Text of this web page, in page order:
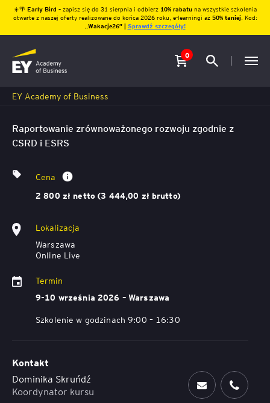
☀️🌴 Early Bird – zapisz się do 31 sierpnia i odbierz10% rabatu na wszystkie szkolenia
otwarte z naszej oferty realizowane do końca 2026 roku, e-learningi aż 50% taniej. Kod:
Wakacje26″ | Sprawdź szczegóły!
0
EY Academy of Business
Raportowanie zrównoważonego rozwoju zgodnie z
CSRD i ESRS
Cena
2 800 zł netto (3 444,00 zł brutto)
Lokalizacja
Warszawa
Online Live
Termin
9-10 września 2026 – Warszawa
Szkolenie w godzinach 9:00 – 16:30
Kontakt
Dominika Skruńdź
Koordynator kursu